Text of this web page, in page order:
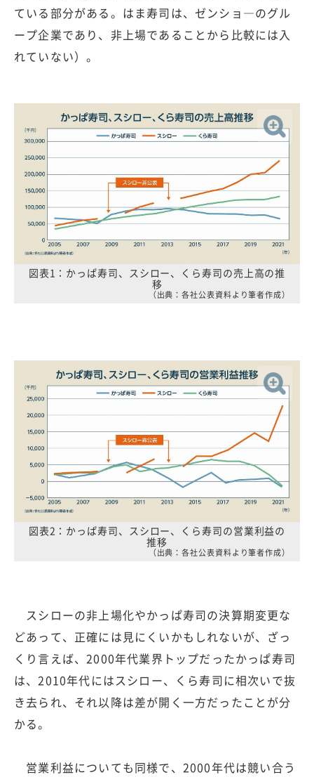
ている部分がある。はま寿司は、ゼンショ―のグル
ープ企業であり、非上場であることから比較には入
れていない）。
図表1：かっぱ寿司、スシロー、くら寿司の売上高の推
移
（出典：各社公表資料より筆者作成）
図表2：かっぱ寿司、スシロー、くら寿司の営業利益の
推移
（出典：各社公表資料より筆者作成）
スシローの非上場化やかっぱ寿司の決算期変更な
どあって、正確には見にくいかもしれないが、ざっ
くり言えば、2000年代業界トップだったかっぱ寿司
は、2010年代にはスシロー、くら寿司に相次いで抜
き去られ、それ以降は差が開く一方だったことが分
かる。
営業利益についても同様で、2000年代は競い合う